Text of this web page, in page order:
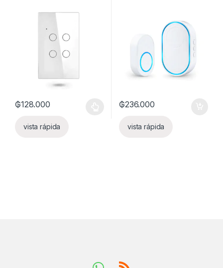
₲128.000
vista rápida
₲236.000
vista rápida